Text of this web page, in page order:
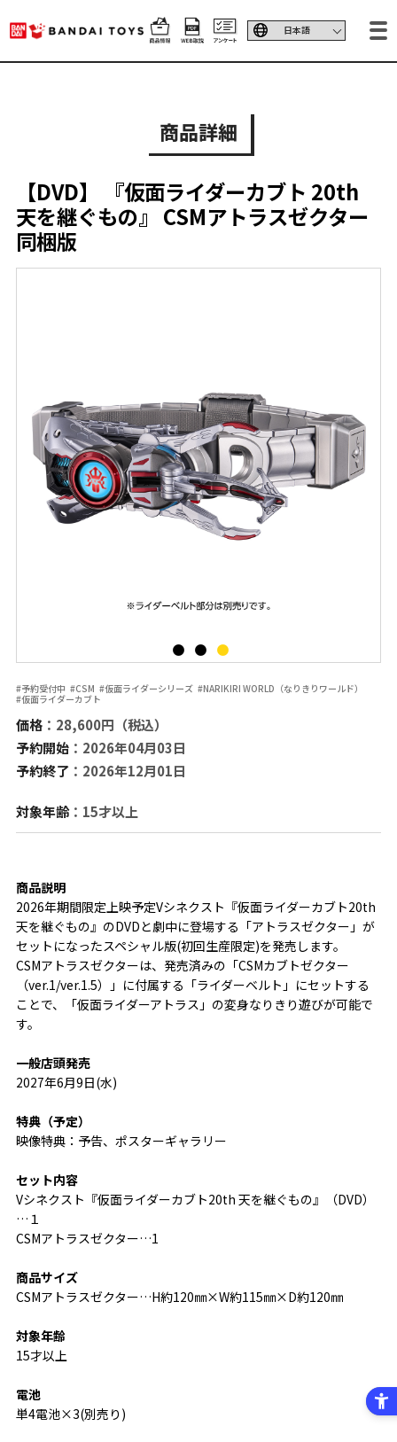
商品詳細
【DVD】 『仮面ライダーカブト 20th
天を継ぐもの』 CSMアトラスゼクター
同梱版
#予約受付中 #CSM #仮面ライダーシリーズ #NARIKIRI WORLD（なりきりワールド）
#仮面ライダーカブト
価格：28,600円（税込）
予約開始：2026年04月03日
予約終了：2026年12月01日
対象年齢：15才以上
商品説明
2026年期間限定上映予定Vシネクスト『仮面ライダーカブト20th
天を継ぐもの』のDVDと劇中に登場する「アトラスゼクター」が
セットになったスペシャル版(初回生産限定)を発売します。
CSMアトラスゼクターは、発売済みの「CSMカブトゼクター
（ver.1/ver.1.5）」に付属する「ライダーベルト」にセットする
ことで、「仮面ライダーアトラス」の変身なりきり遊びが可能で
す。
一般店頭発売
2027年6月9日(水)
特典（予定）
映像特典：予告、ポスターギャラリー
セット内容
Vシネクスト『仮面ライダーカブト20th 天を継ぐもの』（DVD）
…１
CSMアトラスゼクター…1
商品サイズ
CSMアトラスゼクター…H約120㎜×W約115㎜×D約120㎜
対象年齢
15才以上
電池
単4電池×3(別売り)